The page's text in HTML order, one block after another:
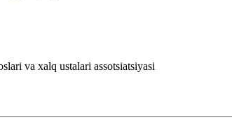
va xalq ustalari assotsiatsiyasi